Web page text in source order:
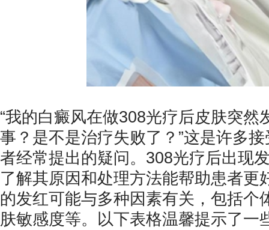
“我的白癜风在做308光疗后皮肤突然
事？是不是治疗失败了？”这是许多
者经常提出的疑问。308光疗后出现
了解其原因和处理方法能帮助患者更
的发红可能与多种因素有关，包括个
肤敏感度等。以下表格温馨提示了一